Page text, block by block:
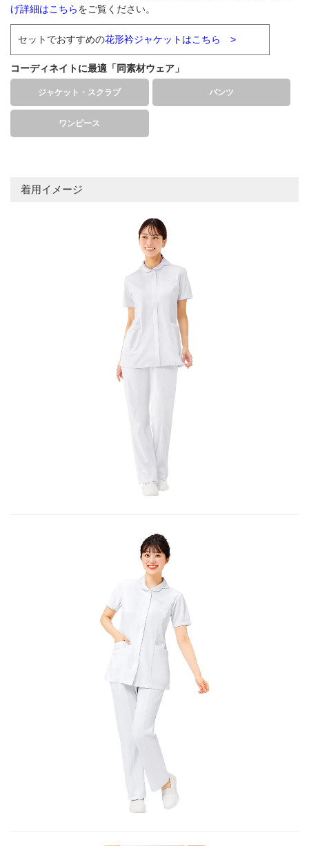
げ詳細はこちらをご覧ください。
セットでおすすめの花形衿ジャケットはこちら >
コーディネイトに最適「同素材ウェア」
ジャケット・スクラブ パンツ
ワンピース
着用イメージ